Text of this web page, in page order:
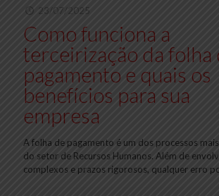
23/07/2025
Como funciona a
terceirização da folha
pagamento e quais os
benefícios para sua
empresa
A folha de pagamento é um dos processos
do setor de Recursos Humanos. Além de
complexos e prazos rigorosos, qualquer erro